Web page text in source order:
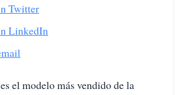
Twitter
LinkedIn
el modelo más vendido de la